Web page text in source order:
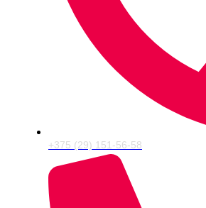
+375 (29) 151-56-58